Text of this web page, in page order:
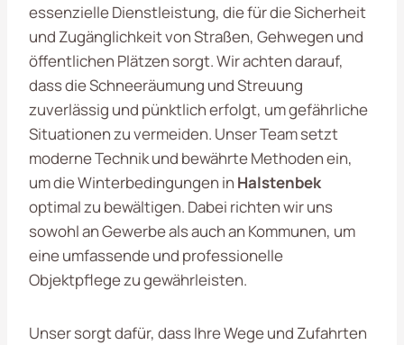
essenzielle Dienstleistung, die für die Sicherheit
und Zugänglichkeit von Straßen, Gehwegen und
öffentlichen Plätzen sorgt. Wir achten darauf,
dass die Schneeräumung und Streuung
zuverlässig und pünktlich erfolgt, um gefährliche
Situationen zu vermeiden. Unser Team setzt
moderne Technik und bewährte Methoden ein,
um die Winterbedingungen in Halstenbek
optimal zu bewältigen. Dabei richten wir uns
sowohl an Gewerbe als auch an Kommunen, um
eine umfassende und professionelle
Objektpflege zu gewährleisten.
Unser sorgt dafür, dass Ihre Wege und Zufahrten